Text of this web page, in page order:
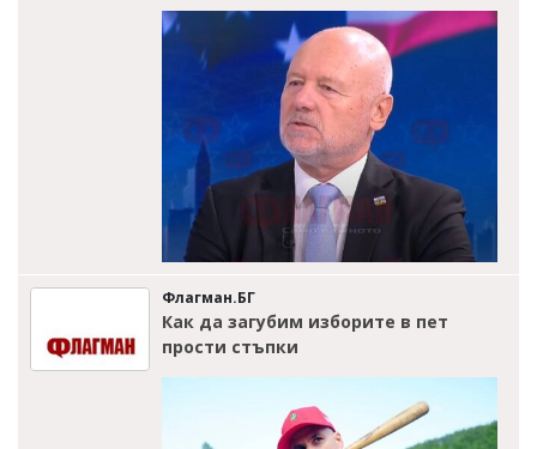
Флагман.БГ
Как да загубим изборите в пет
прости стъпки